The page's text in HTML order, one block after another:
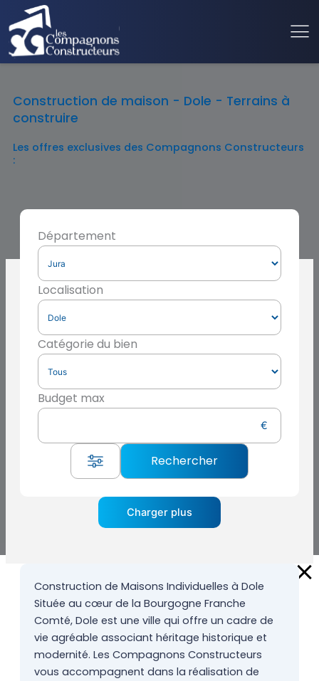
Construction de maison - Dole - Terrains à
construire
Les offres exclusives des Compagnons Constructeurs
:
Département
Localisation
Catégorie du bien
Budget max
Charger plus
Construction de Maisons Individuelles à Dole
Située au cœur de la Bourgogne Franche
Comté, Dole est une ville qui offre un cadre de
vie agréable associant héritage historique et
modernité. Les Compagnons Constructeurs
vous accompagnent dans la réalisation de